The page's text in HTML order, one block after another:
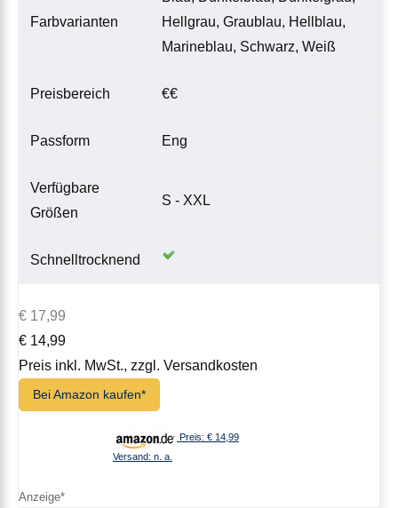
Farbvarianten
Hellgrau, Graublau, Hellblau,
Marineblau, Schwarz, Weiß
Preisbereich €€
Passform Eng
Verfügbare
Größen
S - XXL
Schnelltrocknend
€ 17,99
€ 14,99
Preis inkl. MwSt., zzgl. Versandkosten
Bei Amazon kaufen*
Preis: € 14,99
Versand: n. a.